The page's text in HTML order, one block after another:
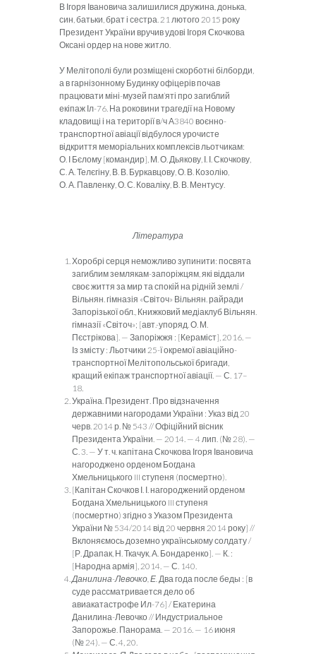
В Ігоря Івановича залишилися дружина, донька,
син, батьки, брат і сестра. 21 лютого 2015 року
Президент України вручив удові Ігоря Скочкова
Оксані ордер на нове житло.
У Мелітополі були розміщені скорботні білборди,
а в гарнізон­ному Будинку офіцерів почав
працювати міні-музей пам’яті про загиблий
екіпаж Іл-76. На роковини трагедії на Новому
кладовищі і на території в/ч А3840 воєнно-
транспортної авіації відбулося урочисте
відкриття меморіальних комплексів льотчикам:
О. І Бєло­му [командир], М. О. Дьякову, І. І. Скочкову,
С. А. Телєгіну, В. В. Бур­кавцову, О. В. Козолію,
О. А. Павленку, О. С. Коваліку, В. В. Ментусу.
Література
Хоробрі серця неможливо зупинити: посвята
загиблим зем­лякам-запоріжцям, які віддали
своє життя за мир та спокій на рідній землі /
Вільнян. гімназія «Світоч» Вільнян. райради
Запорізької обл., Книжковий медіаклуб Вільнян.
гімназії «Світоч»; [авт.-упоряд. О. М.
Пєстрікова]. — Запоріжжя : [Кера­міст], 2016. —
Із змісту : Льотчики 25-ї окремої авіаційно-
транспортної Мелітопольської бригади,
кращий екіпаж транспортної авіації. — С. 17–
18.
Україна. Президент. Про відзначення
державними нагорода­ми України : Указ від 20
черв. 2014 р. № 543 // Офіційний віс­ник
Президента України. — 2014. — 4 лип. (№ 28). —
С. 3. — У т. ч. капітана Скочкова Ігоря Івановича
нагороджено орде­ном Богдана
Хмельницького III ступеня (посмертно).
[Капітан Скочков І. І. нагороджений орденом
Богдана Хмель­ницького III ступеня
(посмертно) згідно з Указом Президента
України № 534/2014 від 20 червня 2014 року] //
Вклоняємось доземно українському солдату /
[Р. Драпак, Н. Ткачук, А. Бон­даренко]. — К. :
[Народна армія], 2014. — С. 140.
Данилина-Левочко, Е. Два года после беды : [в
суде рассматри­вается дело об
авиакатастрофе Ил-76] / Екатерина
Данилина-Левочко // Индустриальное
Запорожье. Панорама. — 2016. — 16 июня
(№ 24). — С. 4, 20.